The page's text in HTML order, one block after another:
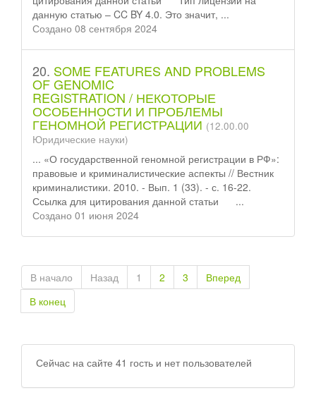
данную статью – CC BY 4.0. Это значит, ...
Создано 08 сентября 2024
20. SOME FEATURES AND PROBLEMS
OF GENOMIC
REGISTRATION / НЕКОТОРЫЕ
ОСОБЕННОСТИ И ПРОБЛЕМЫ
ГЕНОМНОЙ РЕГИСТРАЦИИ (12.00.00
Юридические науки)
... «О государственной геномной регистрации в РФ»:
правовые и криминалистические аспекты // Вестник
криминалистики. 2010. - Вып. 1 (33). - с. 16-22.
Ссылка для цитирования данной статьи ...
Создано 01 июня 2024
В начало Назад 1 2 3
Вперед
В конец
Сейчас на сайте 41 гость и нет пользователей